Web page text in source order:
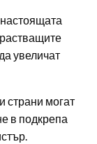
увеличат
страни могат
в подкрепа